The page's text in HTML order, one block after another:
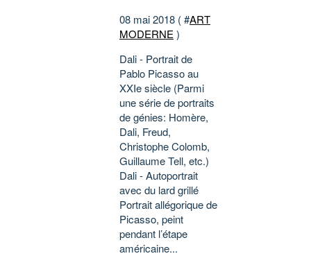
08 mai 2018 ( #ART
MODERNE )
Dali - Portrait de
Pablo Picasso au
XXIe siècle (Parmi
une série de portraits
de génies: Homère,
Dali, Freud,
Christophe Colomb,
Guillaume Tell, etc.)
Dali - Autoportrait
avec du lard grillé
Portrait allégorique de
Picasso, peint
pendant l’étape
américaine...